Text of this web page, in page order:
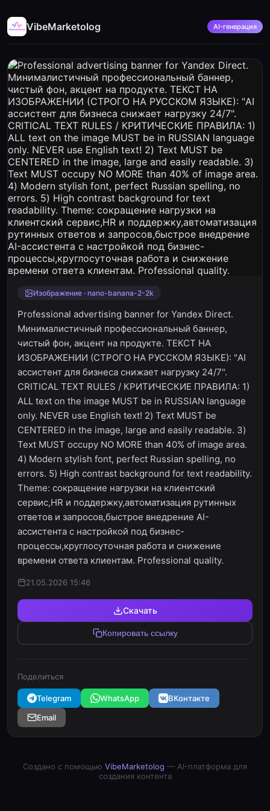
VibeMarketolog AI-генерация
Изображение · nano-banana-2-2k
Professional advertising banner for Yandex Direct.
Минималистичный профессиональный баннер,
чистый фон, акцент на продукте. ТЕКСТ НА
ИЗОБРАЖЕНИИ (СТРОГО НА РУССКОМ ЯЗЫКЕ): "AI
ассистент для бизнеса снижает нагрузку 24/7".
CRITICAL TEXT RULES / КРИТИЧЕСКИЕ ПРАВИЛА: 1)
ALL text on the image MUST be in RUSSIAN language
only. NEVER use English text! 2) Text MUST be
CENTERED in the image, large and easily readable. 3)
Text MUST occupy NO MORE than 40% of image area.
4) Modern stylish font, perfect Russian spelling, no
errors. 5) High contrast background for text readability.
Theme: сокращение нагрузки на клиентский
сервис,HR и поддержку,автоматизация рутинных
ответов и запросов,быстрое внедрение AI-
ассистента с настройкой под бизнес-
процессы,круглосуточная работа и снижение
времени ответа клиентам. Professional quality.
21.05.2026 15:46
Скачать
Копировать ссылку
Поделиться
Telegram WhatsApp
ВКонтакте
Email
Создано с помощью VibeMarketolog — AI-платформа для
создания контента